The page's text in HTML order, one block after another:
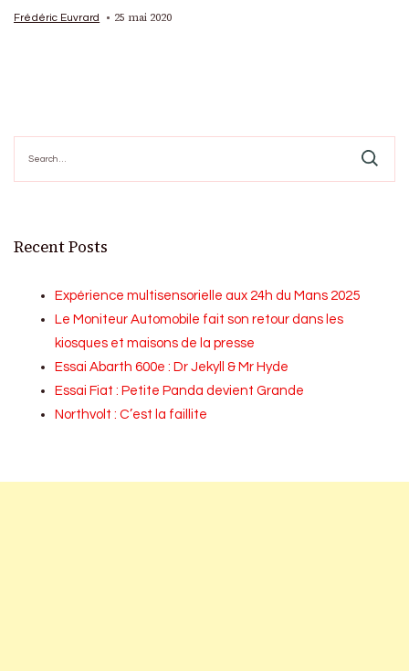
Frédéric Euvrard 25 mai 2020
for:
Recent Posts
Expérience multisensorielle aux 24h du Mans 2025
Le Moniteur Automobile fait son retour dans les
kiosques et maisons de la presse
Essai Abarth 600e : Dr Jekyll & Mr Hyde
Essai Fiat : Petite Panda devient Grande
Northvolt : C’est la faillite